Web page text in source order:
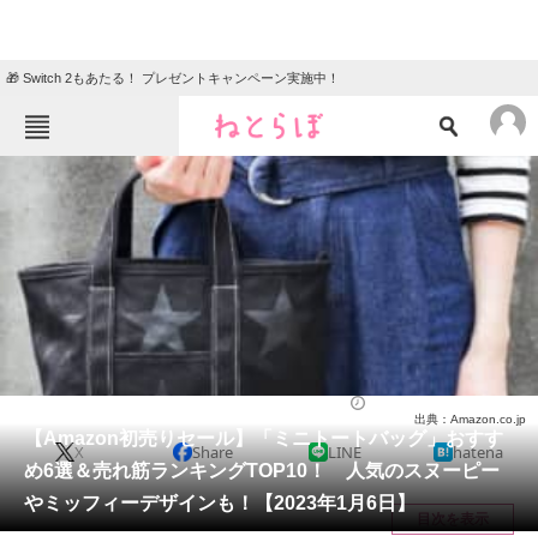
🎁 Switch 2もあたる！ プレゼントキャンペーン実施中！
ねとらぼメニュー
ニュース
クイズ
グルメ 地域
住まい
動物
会員記事
メディア
注目記事を集めた総合ページ
【Amazon初売りセール】「ミニトートバッグ」おすす
め6選＆売れ筋ランキングTOP10！ 人気のスヌーピー
やミッフィーデザインも！【2023年1月6日】
出典：Amazon.co.jp
X Share LINE hatena
目次を表示